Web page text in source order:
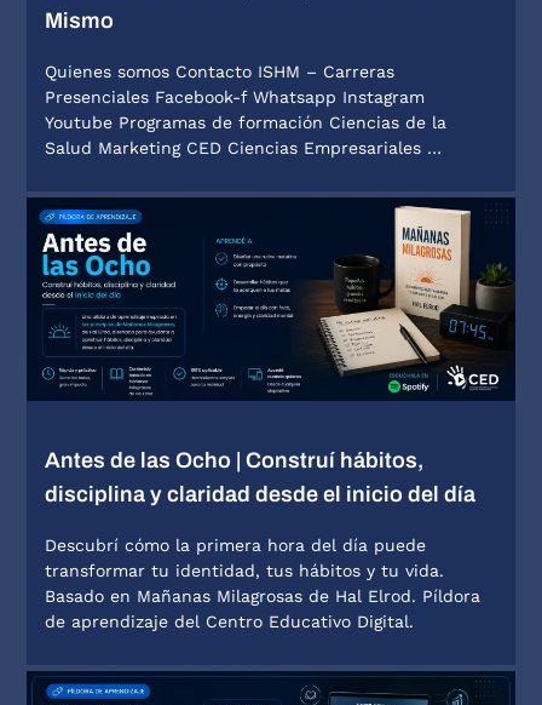
Mismo
Quienes somos Contacto ISHM – Carreras
Presenciales Facebook-f Whatsapp Instagram
Youtube Programas de formación Ciencias de la
Salud Marketing CED Ciencias Empresariales …
Antes de las Ocho | Construí hábitos,
disciplina y claridad desde el inicio del día
Descubrí cómo la primera hora del día puede
transformar tu identidad, tus hábitos y tu vida.
Basado en Mañanas Milagrosas de Hal Elrod. Píldora
de aprendizaje del Centro Educativo Digital.